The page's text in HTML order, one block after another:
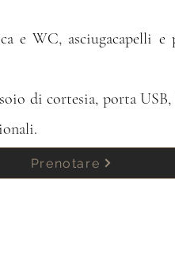
e WC, asciugacapelli
di cortesia, porta
Prenotare